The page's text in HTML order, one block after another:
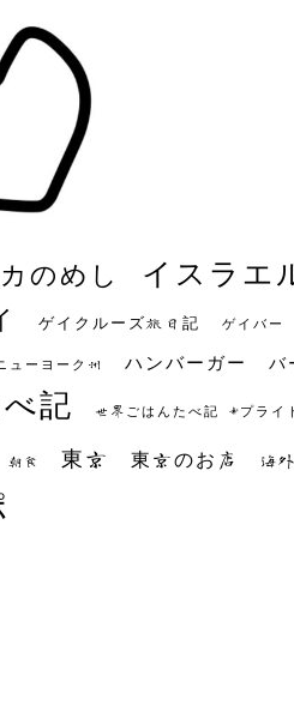
のめし イスラエ
ゲイクルーズ旅日記 ゲイバー
ューヨーク州 ハンバーガー バ
記 世界ごはんたべ記 #プライ
朝食 東京 東京のお店 海